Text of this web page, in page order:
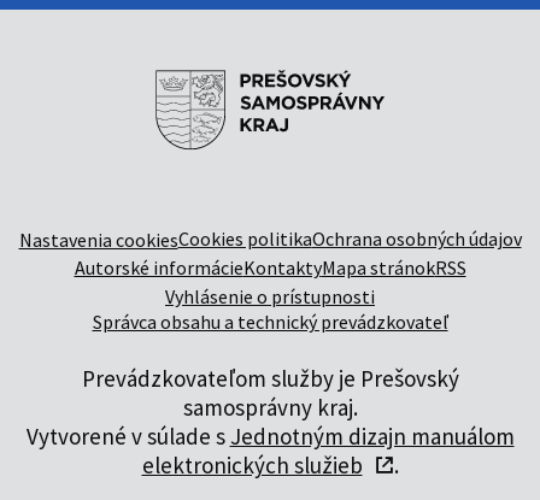
Nastavenia cookiesCookies politikaOchrana osobných údajov
Autorské informácieKontaktyMapa stránokRSS
Vyhlásenie o prístupnosti
Správca obsahu a technický prevádzkovateľ
Prevádzkovateľom služby je Prešovský
samosprávny kraj.
Vytvorené v súlade s Jednotným dizajn manuálom
elektronických služieb
.